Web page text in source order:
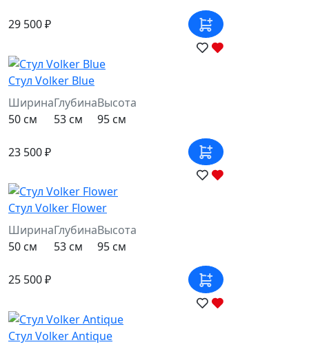
29 500 ₽
Стул Volker Blue
Ширина
50 см
Глубина
53 см
Высота
95 см
23 500 ₽
Стул Volker Flower
Ширина
50 см
Глубина
53 см
Высота
95 см
25 500 ₽
Стул Volker Antique